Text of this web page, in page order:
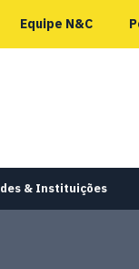
Equipe N&C
& Instituições